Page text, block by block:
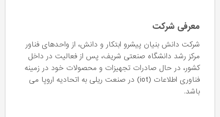
معرفی شرکت
شرکت دانش بنیان پیشرو ابتکار و دانش، از واحدهای فناور
مرکز رشد دانشگاه صنعتی شریف، پس از فعالیت‌ در داخل
کشور، در حال صادرات تجهیزات و محصولات خود در زمینه
فناوری اطلاعات (iot) در صنعت ریلی به اتحادیه اروپا می
باشد.